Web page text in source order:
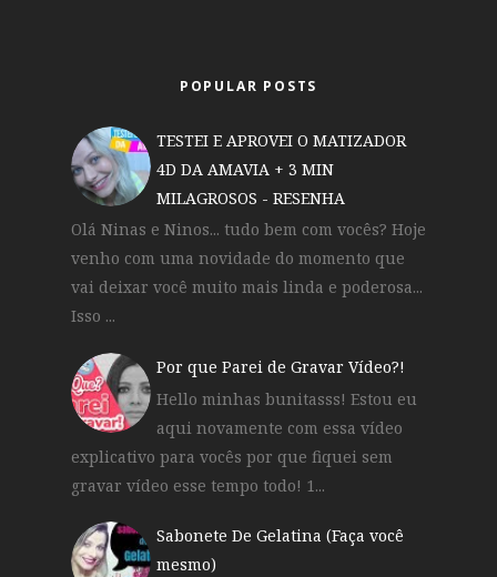
POPULAR POSTS
TESTEI E APROVEI O MATIZADOR
4D DA AMAVIA + 3 MIN
MILAGROSOS - RESENHA
Olá Ninas e Ninos... tudo bem com vocês? Hoje
venho com uma novidade do momento que
vai deixar você muito mais linda e poderosa...
Isso ...
Por que Parei de Gravar Vídeo?!
Hello minhas bunitasss! Estou eu
aqui novamente com essa vídeo
explicativo para vocês por que fiquei sem
gravar vídeo esse tempo todo! 1...
Sabonete De Gelatina (Faça você
mesmo)